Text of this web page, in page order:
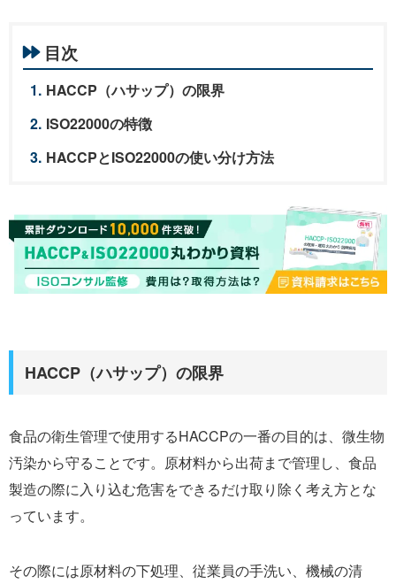
目次
HACCP（ハサップ）の限界
ISO22000の特徴
HACCPとISO22000の使い分け方法
HACCP（ハサップ）の限界
食品の衛生管理で使用するHACCPの一番の目的は、微生物
汚染から守ることです。原材料から出荷まで管理し、食品
製造の際に入り込む危害をできるだけ取り除く考え方とな
っています。
その際には原材料の下処理、従業員の手洗い、機械の清